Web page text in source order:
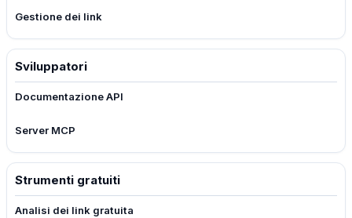
Gestione dei link
Sviluppatori
Documentazione API
Server MCP
Strumenti gratuiti
Analisi dei link gratuita